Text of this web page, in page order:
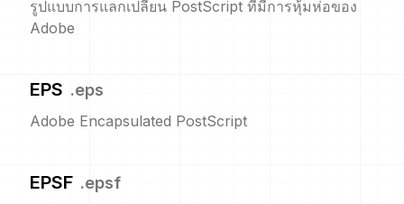
รูปแบบการแลกเปลี่ยน PostScript ที่มีการหุ้มห่อของ
Adobe
EPS .eps
Adobe Encapsulated PostScript
EPSF .epsf